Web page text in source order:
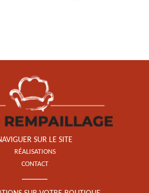
SUR LE SITE
RÉALISATIONS
CONTACT